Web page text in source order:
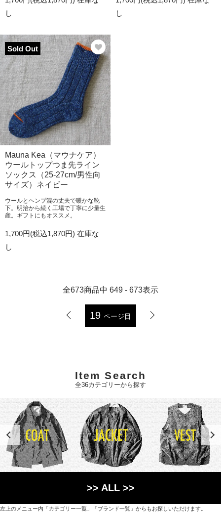
し
し
Sold Out
Mauna Kea（マウナケア）
ウールトップつま先ライン
ソックス（25-27cm/男性向
サイズ）ネイビー
ウールとヘンプ混の丈夫で暖かな靴
下。明治から続く工場で丁寧に少量生
産。ギフトにもオススメ。
1,700円(税込1,870円) 在庫な
し
全673商品中 649 - 673表示
19 ページ目
Item Search
全36カテゴリーから探す
>> ALL >>
左上のメニュー内「カテゴリー一覧」「ブランド一覧」からもお探しいただけます。